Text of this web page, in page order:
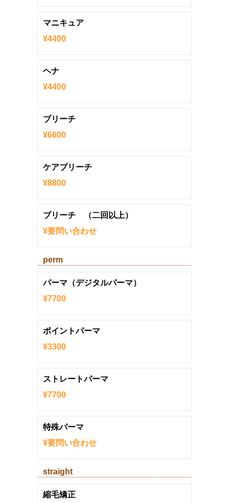
マニキュア
¥4400
ヘナ
¥4400
ブリーチ
¥6600
ケアブリーチ
¥8800
ブリーチ （二回以上）
¥要問い合わせ
perm
パーマ（デジタルパーマ）
¥7700
ポイントパーマ
¥3300
ストレートパーマ
¥7700
特殊パーマ
¥要問い合わせ
straight
縮毛矯正